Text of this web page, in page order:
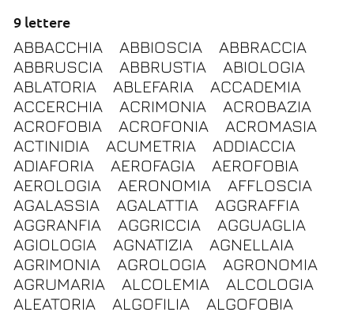
9 lettere
ABBACCHIA ABBIOSCIA
ABBRACCIA
ABBRUSCIA
ABBRUSTIA
ABIOLOGIA
ABLATORIA
ABLEFARIA
ACCADEMIA
ACCERCHIA
ACRIMONIA
ACROBAZIA
ACROFOBIA
ACROFONIA
ACROMASIA
ACTINIDIA
ACUMETRIA
ADDIACCIA
ADIAFORIA
AEROFAGIA
AEROFOBIA
AEROLOGIA
AERONOMIA
AFFLOSCIA
AGALASSIA
AGALATTIA
AGGRAFFIA
AGGRANFIA
AGGRICCIA
AGGUAGLIA
AGIOLOGIA
AGNATIZIA
AGNELLAIA
AGRIMONIA
AGROLOGIA
AGRONOMIA
AGRUMARIA
ALCOLEMIA
ALCOLOGIA
ALEATORIA
ALGOFILIA
ALGOFOBIA